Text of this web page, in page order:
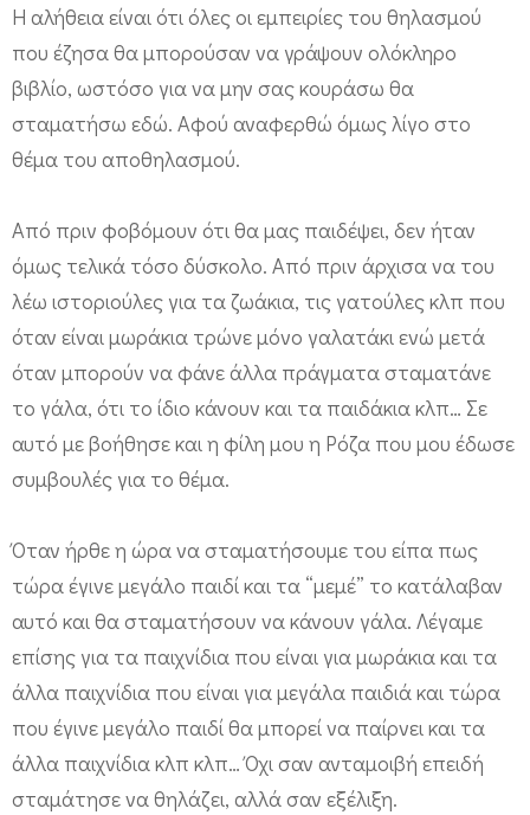
Η αλήθεια είναι ότι όλες οι εμπειρίες του θηλασμού
που έζησα θα μπορούσαν να γράψουν ολόκληρο
βιβλίο, ωστόσο για να μην σας κουράσω θα
σταματήσω εδώ. Αφού αναφερθώ όμως λίγο στο
θέμα του αποθηλασμού.
Από πριν φοβόμουν ότι θα μας παιδέψει, δεν ήταν
όμως τελικά τόσο δύσκολο. Από πριν άρχισα να του
λέω ιστοριούλες για τα ζωάκια, τις γατούλες κλπ που
όταν είναι μωράκια τρώνε μόνο γαλατάκι ενώ μετά
όταν μπορούν να φάνε άλλα πράγματα σταματάνε
το γάλα, ότι το ίδιο κάνουν και τα παιδάκια κλπ… Σε
αυτό με βοήθησε και η φίλη μου η Ρόζα που μου έδωσε
συμβουλές για το θέμα.
Όταν ήρθε η ώρα να σταματήσουμε του είπα πως
τώρα έγινε μεγάλο παιδί και τα “μεμέ” το κατάλαβαν
αυτό και θα σταματήσουν να κάνουν γάλα. Λέγαμε
επίσης για τα παιχνίδια που είναι για μωράκια και τα
άλλα παιχνίδια που είναι για μεγάλα παιδιά και τώρα
που έγινε μεγάλο παιδί θα μπορεί να παίρνει και τα
άλλα παιχνίδια κλπ κλπ… Όχι σαν ανταμοιβή επειδή
σταμάτησε να θηλάζει, αλλά σαν εξέλιξη.